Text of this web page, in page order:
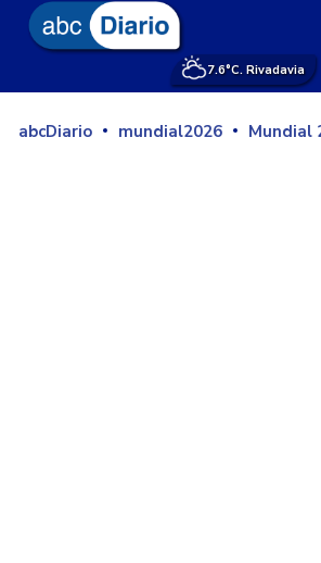
7.6°C. Rivadavia
abcDiario mundial2026 Mundial